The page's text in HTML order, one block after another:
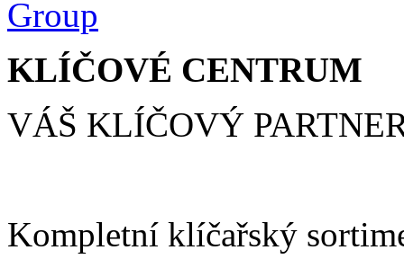
KLÍČOVÉ CENTRUM
VÁŠ KLÍČOVÝ
Kompletní klíčařský